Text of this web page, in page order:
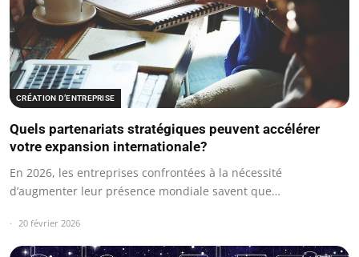
CRÉATION D’ENTREPRISE
Quels partenariats stratégiques peuvent accélérer
votre expansion internationale?
En 2026, les entreprises confrontées à la nécessité
d’augmenter leur présence mondiale savent que…
20 février 2026